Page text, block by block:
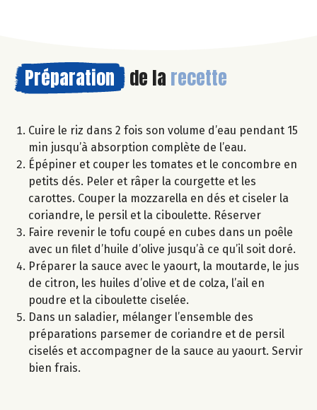
Préparation de la recette
Cuire le riz dans 2 fois son volume d’eau pendant 15
min jusqu’à absorption complète de l’eau.
Épépiner et couper les tomates et le concombre en
petits dés. Peler et râper la courgette et les
carottes. Couper la mozzarella en dés et ciseler la
coriandre, le persil et la ciboulette. Réserver
Faire revenir le tofu coupé en cubes dans un poêle
avec un filet d’huile d’olive jusqu’à ce qu’il soit doré.
Préparer la sauce avec le yaourt, la moutarde, le jus
de citron, les huiles d’olive et de colza, l’ail en
poudre et la ciboulette ciselée.
Dans un saladier, mélanger l’ensemble des
préparations parsemer de coriandre et de persil
ciselés et accompagner de la sauce au yaourt. Servir
bien frais.